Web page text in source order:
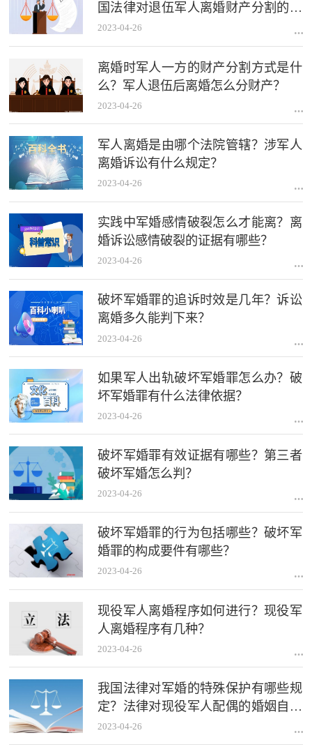
国法律对退伍军人离婚财产分割的规
定是什么？
2023-04-26
离婚时军人一方的财产分割方式是什
么？军人退伍后离婚怎么分财产？
2023-04-26
军人离婚是由哪个法院管辖？涉军人
离婚诉讼有什么规定？
2023-04-26
实践中军婚感情破裂怎么才能离？离
婚诉讼感情破裂的证据有哪些？
2023-04-26
破坏军婚罪的追诉时效是几年？诉讼
离婚多久能判下来？
2023-04-26
如果军人出轨破坏军婚罪怎么办？破
坏军婚罪有什么法律依据？
2023-04-26
破坏军婚罪有效证据有哪些？第三者
破坏军婚怎么判？
2023-04-26
破坏军婚罪的行为包括哪些？破坏军
婚罪的构成要件有哪些？
2023-04-26
现役军人离婚程序如何进行？现役军
人离婚程序有几种？
2023-04-26
我国法律对军婚的特殊保护有哪些规
定？法律对现役军人配偶的婚姻自由
权有什么规定？
2023-04-26